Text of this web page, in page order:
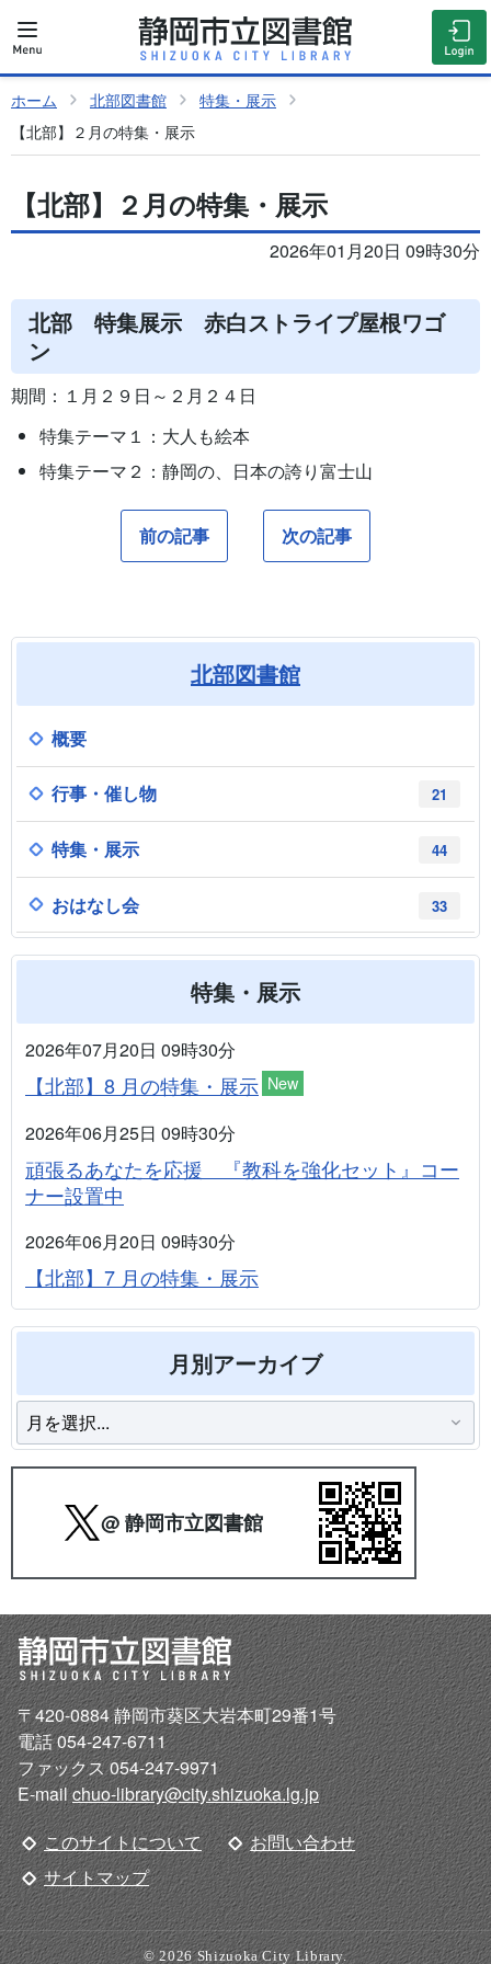
ホーム 北部図書館
特集・展示
【北部】２月の特集・展示
【北部】２月の特集・展示
2026年01月20日 09時30分
北部 特集展示 赤白ストライプ屋根ワゴ
ン
期間：１月２９日～２月２４日
特集テーマ１：大人も絵本
特集テーマ２：静岡の、日本の誇り富士山
前の記事 次の記事
北部図書館
概要
21
行事・催し物
44
特集・展示
33
おはなし会
特集・展示
2026年07月20日 09時30分
【北部】8 月の特集・展示 New
2026年06月25日 09時30分
頑張るあなたを応援 『教科を強化セット』コー
ナー設置中
2026年06月20日 09時30分
【北部】7 月の特集・展示
月別アーカイブ
@ 静岡市立図書館
〒420-0884 静岡市葵区大岩本町29番1号
電話 054-247-6711
ファックス 054-247-9971
E-mailchuo-library@city.shizuoka.lg.jp
このサイトについて
お問い合わせ
サイトマップ
© 2026 Shizuoka City Library.